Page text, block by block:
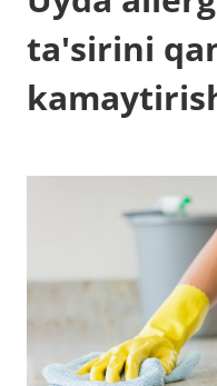
ta'sirini